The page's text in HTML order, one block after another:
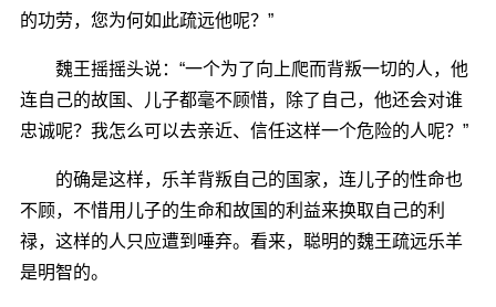
的功劳，您为何如此疏远他呢？”
魏王摇摇头说：“一个为了向上爬而背叛一切的人，他
连自己的故国、儿子都毫不顾惜，除了自己，他还会对谁
忠诚呢？我怎么可以去亲近、信任这样一个危险的人呢？”
的确是这样，乐羊背叛自己的国家，连儿子的性命也
不顾，不惜用儿子的生命和故国的利益来换取自己的利
禄，这样的人只应遭到唾弃。看来，聪明的魏王疏远乐羊
是明智的。